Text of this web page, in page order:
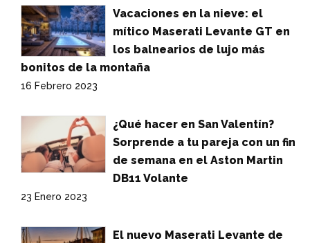
Vacaciones en la nieve: el
mítico Maserati Levante GT en
los balnearios de lujo más
bonitos de la montaña
16 Febrero 2023
¿Qué hacer en San Valentín?
Sorprende a tu pareja con un fin
de semana en el Aston Martin
DB11 Volante
23 Enero 2023
El nuevo Maserati Levante de